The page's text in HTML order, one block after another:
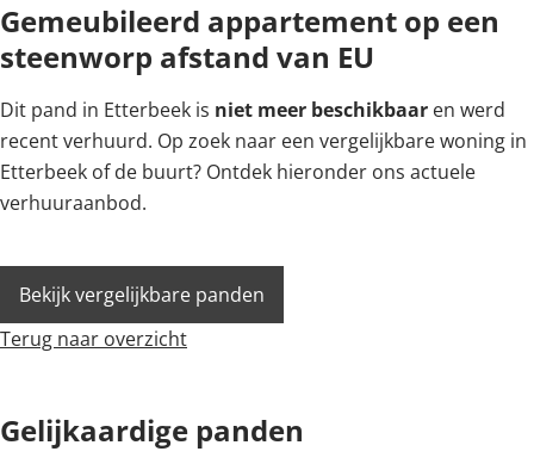
Gemeubileerd appartement op een
steenworp afstand van EU
Dit pand in Etterbeek is niet meer beschikbaar en werd
recent verhuurd. Op zoek naar een vergelijkbare woning in
Etterbeek of de buurt? Ontdek hieronder ons actuele
verhuuraanbod.
Bekijk vergelijkbare panden
Terug naar overzicht
Gelijkaardige panden